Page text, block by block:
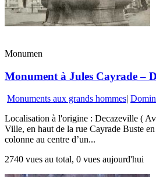
Monumen
Monument à Jules Cayrade –
Monuments aux grands hommes|
Localisation à l'origine : Decazeville (
Ville, en haut de la rue Cayrade Buste
colonne au centre d’un...
2740 vues au total, 0 vues aujourd'hui